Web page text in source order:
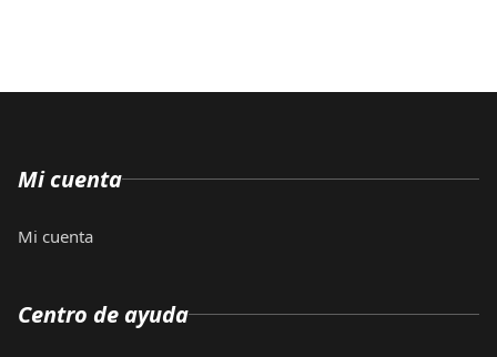
Mi cuenta
Mi cuenta
Centro de ayuda